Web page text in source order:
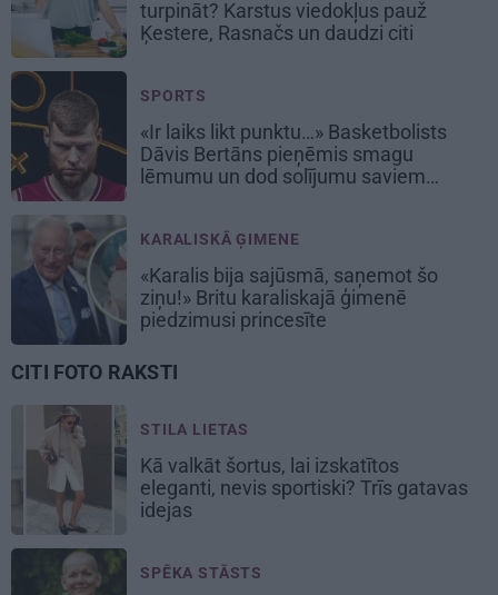
turpināt? Karstus viedokļus pauž
Ķestere, Rasnačs un daudzi citi
SPORTS
«Ir laiks likt punktu…» Basketbolists
Dāvis Bertāns pieņēmis smagu
lēmumu un dod solījumu saviem
KARALISKĀ ĢIMENE
«Karalis bija sajūsmā, saņemot šo
ziņu!» Britu karaliskajā ģimenē
piedzimusi princesīte
CITI FOTO RAKSTI
STILA LIETAS
Kā valkāt šortus, lai izskatītos
eleganti, nevis sportiski? Trīs gatavas
idejas
SPĒKA STĀSTS